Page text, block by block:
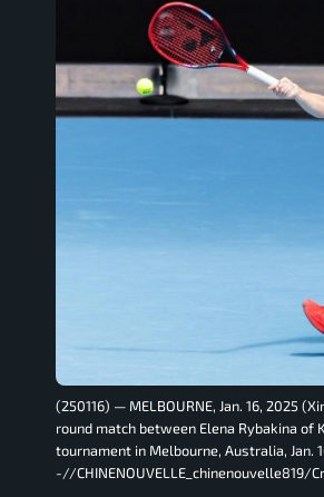
(250116) — MELBOURNE, Jan. 16, 2025
round match between Elena Rybakina
tournament in Melbourne, Australia, Jan.
-//CHINENOUVELLE_chinenouvelle819/